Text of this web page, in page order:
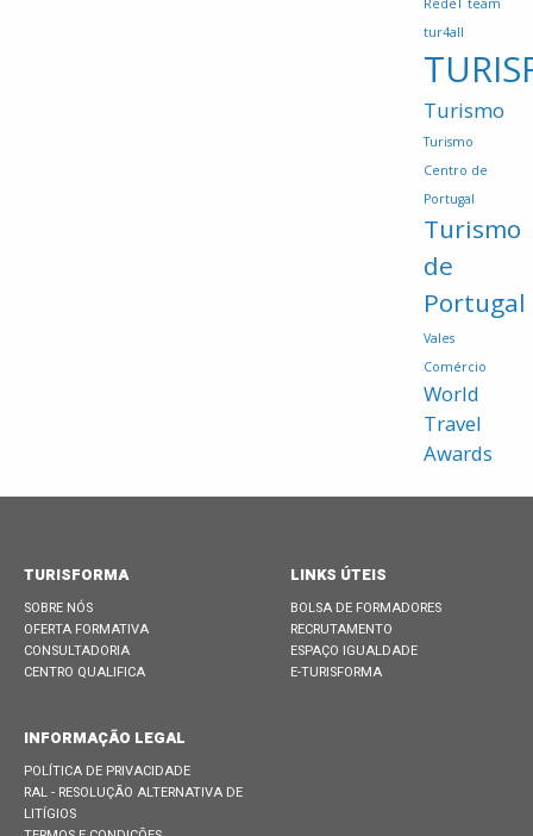
RedeT
team
tur4all
Turismo
Turismo
Centro de
Portugal
Turismo
de
Portugal
Vales
Comércio
World
Travel
Awards
TURISFORMA
SOBRE NÓS
OFERTA FORMATIVA
CONSULTADORIA
CENTRO QUALIFICA
LINKS ÚTEIS
BOLSA DE FORMADORES
RECRUTAMENTO
ESPAÇO IGUALDADE
E-TURISFORMA
INFORMAÇÃO LEGAL
POLÍTICA DE PRIVACIDADE
RAL - RESOLUÇÃO ALTERNATIVA DE
LITÍGIOS